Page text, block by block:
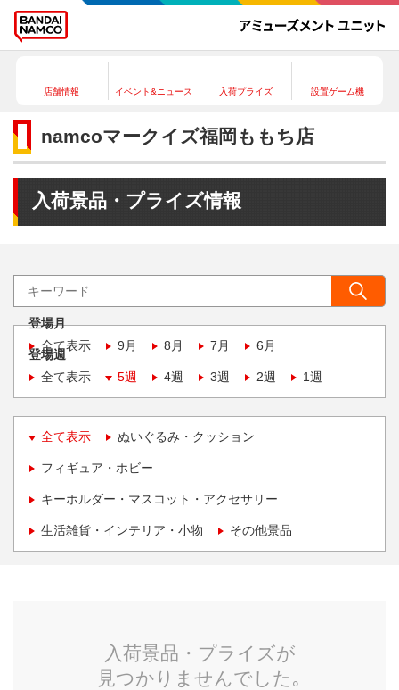
店舗情報 イベント&ニュース 入荷プライズ 設置ゲーム機
namcoマークイズ福岡ももち店
入荷景品・プライズ情報
登場月
全て表示
9月 8月 7月 6月
登場週
全て表示
5週 4週 3週 2週 1週
全て表示 ぬいぐるみ・クッション
フィギュア・ホビー
キーホルダー・マスコット・アクセサリー
生活雑貨・インテリア・小物 その他景品